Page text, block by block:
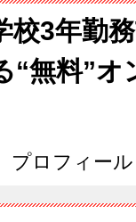
校3年勤
“無料”
プロフィール